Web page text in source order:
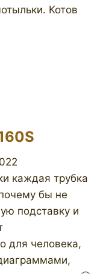
Котов
каждая трубка
бы не
подставку и
для человека,